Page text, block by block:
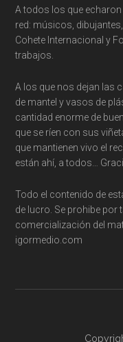
A todos los que echaron
red: músicos,
Cohete Internacional y
trabajos.
A los que nos dejan las
de mantel y vasos de
cantidad enorme de
que se ríen con sus
que mantienen vivo el
están ahí, a todos…
Todo el contenido de
de lucro. Se prohibe por
comercialización del
igormedio.com